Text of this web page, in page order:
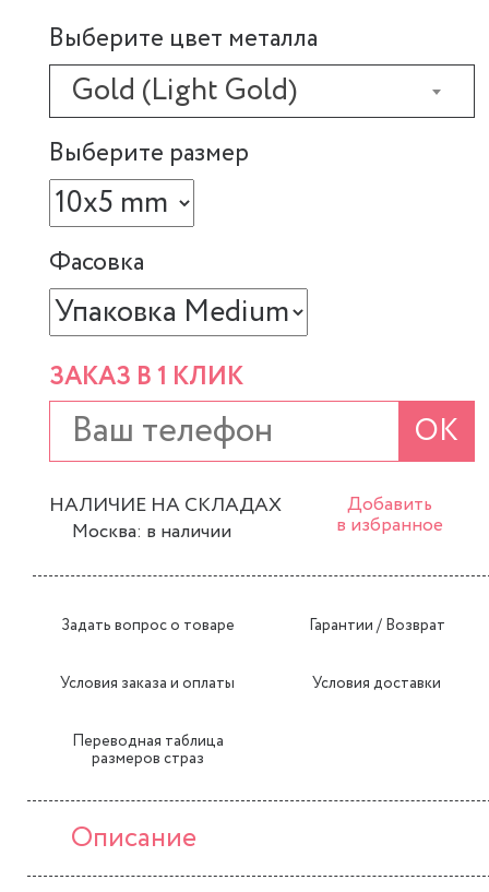
Выберите цвет металла
Gold (Light Gold)
Выберите размер
Фасовка
ЗАКАЗ В 1 КЛИК
ОК
НАЛИЧИЕ НА СКЛАДАХ
Москва: в наличии
Добавить
в избранное
Задать вопрос о товаре Гарантии / Возврат
Условия заказа и оплаты Условия доставки
Переводная таблица
размеров страз
Описание